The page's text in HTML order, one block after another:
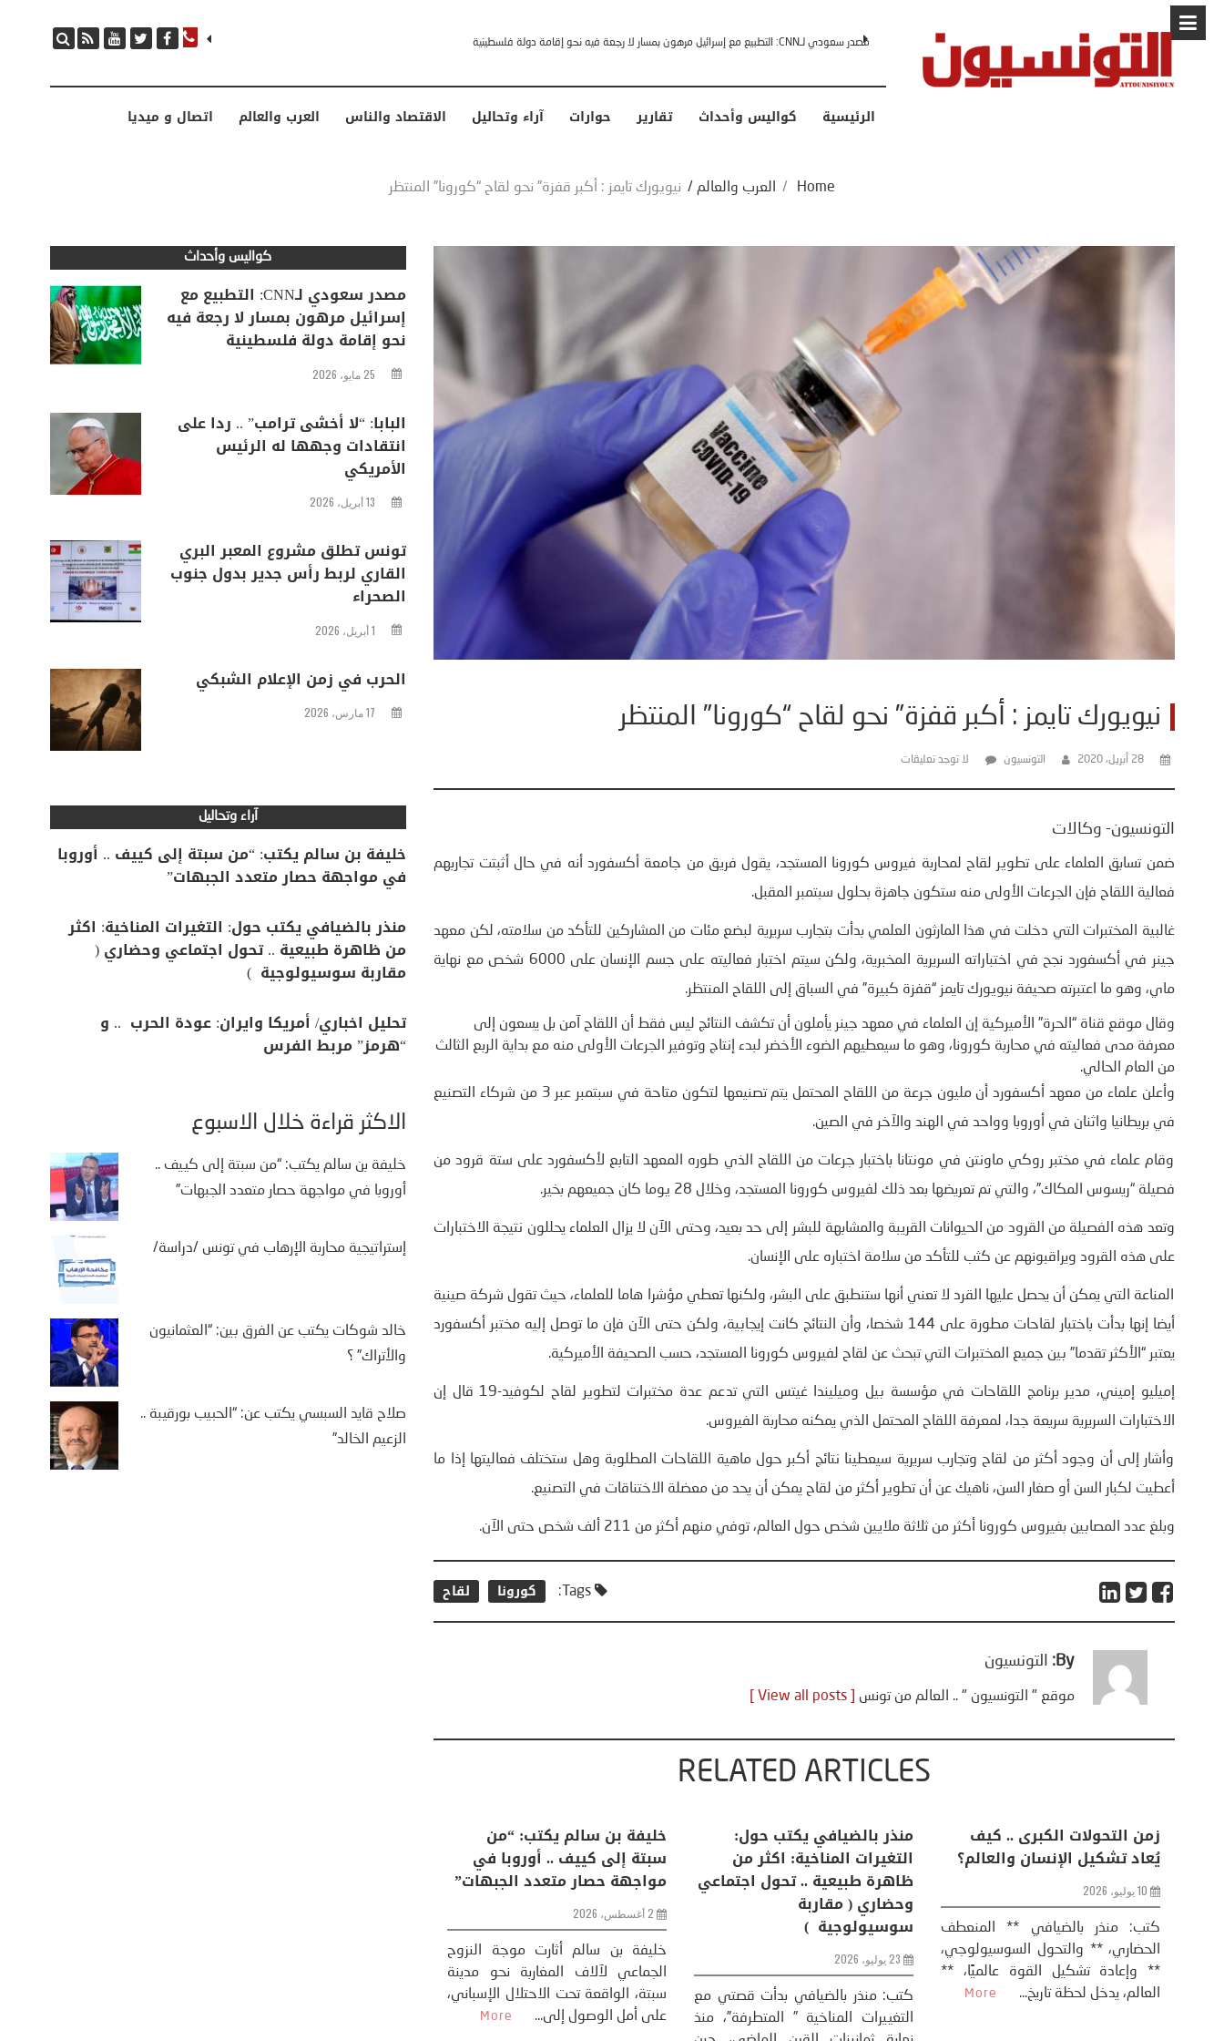
مصدر سعودي لـCNN: التطبيع مع إسرائيل مرهون بمسار لا رجعة فيه نحو إقامة دولة فلسطينية البابا: “لا أخشى ترامب” .. ردا على انتقادات وجهها له الرئيس الأمريكي
الرئيسية كواليس وأحداث تقارير حوارات آراء وتحاليل الاقتصاد والناس العرب والعالم اتصال و ميديا
Home
/ العرب والعالم / نيويورك تايمز : أكبر قفزة” نحو لقاح “كورونا” المنتظر
نيويورك تايمز : أكبر قفزة” نحو لقاح “كورونا” المنتظر
28 أبريل، 2020 التونسيون لا توجد تعليقات
التونسيون- وكالات
ضمن تسابق العلماء على تطوير لقاح لمحاربة فيروس كورونا المستجد، يقول فريق من جامعة أكسفورد أنه في حال أثبتت تجاربهم
فعالية اللقاح فإن الجرعات الأولى منه ستكون جاهزة بحلول سبتمبر المقبل.
غالبية المختبرات التي دخلت في هذا المارثون العلمي بدأت بتجارب سريرية لبضع مئات من المشاركين للتأكد من سلامته، لكن معهد
جينر في أكسفورد نجح في اختباراته السريرية المخبرية، ولكن سيتم اختبار فعاليته على جسم الإنسان على 6000 شخص مع نهاية
ماي، وهو ما اعتبرته صحيفة نيويورك تايمز “قفزة كبيرة” في السباق إلى اللقاح المنتظر.
وقال موقع قناة “الحرة” الأميركية إن العلماء في معهد جينر يأملون أن تكشف النتائج ليس فقط أن اللقاح آمن بل يسعون إلى
معرفة مدى فعاليته في محاربة كورونا، وهو ما سيعطيهم الضوء الأخضر لبدء إنتاج وتوفير الجرعات الأولى منه مع بداية الربع الثالث
من العام الحالي.
وأعلن علماء من معهد أكسفورد أن مليون جرعة من اللقاح المحتمل يتم تصنيعها لتكون متاحة في سبتمبر عبر 3 من شركاء التصنيع
في بريطانيا واثنان في أوروبا وواحد في الهند والآخر في الصين.
وقام علماء في مختبر روكي ماونتن في مونتانا باختبار جرعات من اللقاح الذي طوره المعهد التابع لأكسفورد على ستة قرود من
فصيلة “ريسوس المكاك”، والتي تم تعريضها بعد ذلك لفيروس كورونا المستجد، وخلال 28 يوما كان جميعهم بخير
.
وتعد هذه الفصيلة من القرود من الحيوانات القريبة والمشابهة للبشر إلى حد بعيد، وحتى الآن لا يزال العلماء يحللون نتيجة الاختبارات
على هذه القرود ويراقبونهم عن كثب للتأكد من سلامة اختباره على الإنسان.
المناعة التي يمكن أن يحصل عليها القرد لا تعني أنها ستنطبق على البشر، ولكنها تعطي مؤشرا هاما للعلماء، حيث تقول شركة صينية
أيضا إنها بدأت باختبار لقاحات مطورة على 144 شخصا، وأن النتائج كانت إيجابية، ولكن حتى الآن فإن ما توصل إليه مختبر أكسفورد
يعتبر “الأكثر تقدما” بين جميع المختبرات التي تبحث عن لقاح لفيروس كورونا المستجد، حسب الصحيفة الأميركية.
إميليو إميني، مدير برنامج اللقاحات في مؤسسة بيل وميليندا غيتس التي تدعم عدة مختبرات لتطوير لقاح لكوفيد-19 قال إن
الاختبارات السريرية سريعة جدا، لمعرفة اللقاح المحتمل الذي يمكنه محاربة الفيروس.
وأشار إلى أن وجود أكثر من لقاح وتجارب سريرية سيعطينا نتائج أكبر حول ماهية اللقاحات المطلوبة وهل ستختلف فعاليتها إذا ما
أعطيت لكبار السن أو صغار السن، ناهيك عن أن تطوير أكثر من لقاح يمكن أن يحد من معضلة الاختناقات في التصنيع.
وبلغ عدد المصابين بفيروس كورونا أكثر من ثلاثة ملايين شخص حول العالم، توفي منهم أكثر من 211 ألف شخص حتى الآن .
Tags: كورونا لقاح
By: التونسيون
موقع " التونسيون " .. العالم من تونس [ View all posts ]
RELATED ARTICLES
منذر بالضيافي يكتب حول:
التغيرات المناخية: اكثر من
ظاهرة طبيعية .. تحول اجتماعي
وحضاري ( مقاربة
سوسيولوجية )
23 يوليو، 2026
كتب: منذر بالضيافي بدأت قصتي مع
التغييرات المناخية ” المتطرفة”، منذ
زمن التحولات الكبرى .. كيف
يُعاد تشكيل الإنسان والعالم؟
10 يوليو، 2026
كتب: منذر بالضيافي ** المنعطف
** وإعادة تشكيل القوة عالميًا، **
العالم، يدخل لحظة تاريخ...
More
تحليل اخباري/ أمريكا وايران:
عودة الحرب .. و “هرمز” مربط
الفرس
8 يوليو، 2026
تحليل – منذر بالضيافي عاد الرئيس
الأمريكي دونالد ترامب إلى قصف
ايران، وذلك ردا على ما اعتبره الرئيس
كواليس وأحداث
مصدر سعودي لـCNN: التطبيع مع
إسرائيل مرهون بمسار لا رجعة فيه
نحو إقامة دولة فلسطينية
25 مايو، 2026
البابا: “لا أخشى ترامب” .. ردا على
انتقادات وجهها له الرئيس
الأمريكي
13 أبريل، 2026
تونس تطلق مشروع المعبر البري
القاري لربط رأس جدير بدول جنوب
الصحراء
1 أبريل، 2026
الحرب في زمن الإعلام الشبكي
17 مارس، 2026
آراء وتحاليل
خليفة بن سالم يكتب: “من سبتة إلى كييف .. أوروبا
في مواجهة حصار متعدد الجبهات”
منذر بالضيافي يكتب حول: التغيرات المناخية: اكثر
من ظاهرة طبيعية .. تحول اجتماعي وحضاري (
مقاربة سوسيولوجية )
تحليل اخباري/ أمريكا وايران: عودة الحرب .. و
“هرمز” مربط الفرس
الأكثر قراءة خلال الأسبوع
خليفة بن سالم يكتب: “من سبتة إلى كييف ..
أوروبا في مواجهة حصار متعدد الجبهات”
إستراتيجية محاربة الإرهاب في تونس /دراسة/
خالد شوكات يكتب عن الفرق بين: “العثمانيون
والأتراك” ؟
صلاح قايد السبسي يكتب عن: “الحبيب بورقيبة ..
الزعيم الخالد”